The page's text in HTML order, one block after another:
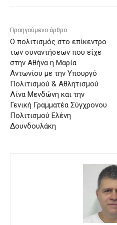
Προηγούμενο άρθρο
Ο πολιτισμός στο επίκεντρο
των συναντήσεων που είχε
στην Αθήνα η Μαρία
Αντωνίου με την Υπουργό
Πολιτισμού & Αθλητισμού
Λίνα Μενδώνη και την
Γενική Γραμματέα Σύγχρονου
Πολιτισμού Ελένη
Δουνδουλάκη